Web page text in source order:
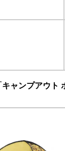
ャンプアウト